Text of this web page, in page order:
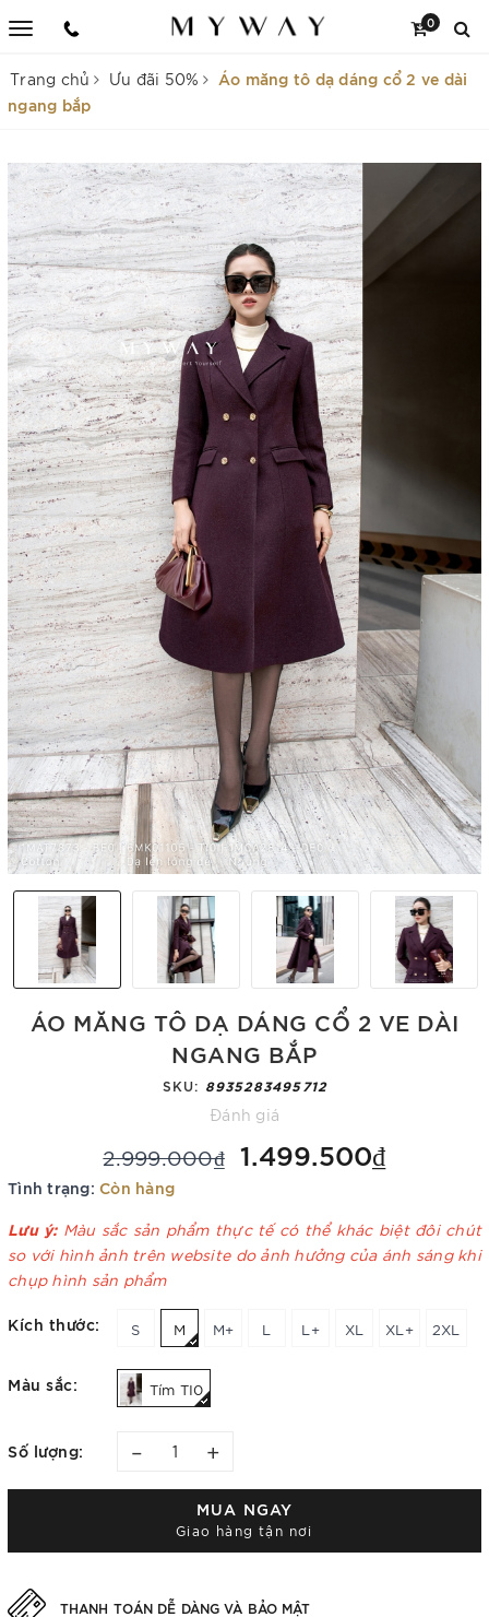
0
Trang chủ Ưu đãi 50%
Áo măng tô dạ dáng cổ 2 ve dài
ngang bắp
ÁO MĂNG TÔ DẠ DÁNG CỔ 2 VE DÀI
NGANG BẮP
SKU: 8935283495712
Đánh giá
2.999.000₫ 1.499.500₫
Tình trạng: Còn hàng
Lưu ý: Màu sắc sản phẩm thực tế có thể khác biệt đôi chút
so với hình ảnh trên website do ảnh hưởng của ánh sáng khi
chụp hình sản phẩm
Kích thước: S M M+ L L+ XL XL+ 2XL
Màu sắc: Tím TI0
Số lượng: – +
MUA NGAY
Giao hàng tận nơi
THANH TOÁN DỄ DÀNG VÀ BẢO MẬT